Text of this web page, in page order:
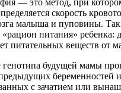
— это метод, при
скорость
малыша и пуповины.
«рацион питания» ребенка:
питательных веществ от
будущей мамы
беременностей
с зачатием или